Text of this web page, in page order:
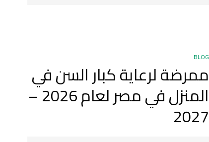
BLOG
ممرضة لرعاية كبار السن في
المنزل في مصر لعام 2026 –
2027